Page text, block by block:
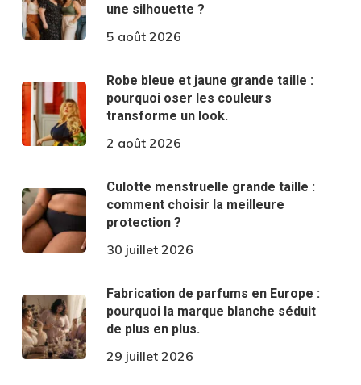
une silhouette ?
5 août 2026
Robe bleue et jaune grande taille :
pourquoi oser les couleurs
transforme un look.
2 août 2026
Culotte menstruelle grande taille :
comment choisir la meilleure
protection ?
30 juillet 2026
Fabrication de parfums en Europe :
pourquoi la marque blanche séduit
de plus en plus.
29 juillet 2026